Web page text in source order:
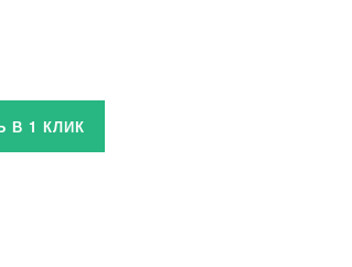
В 1 КЛИК